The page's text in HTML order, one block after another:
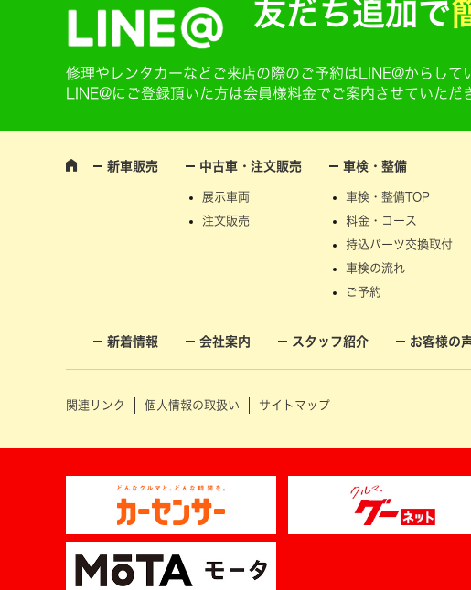
友だち追加で
修理やレンタカーなどご来店の際のご予約はLINE@からして
LINE@にご登録頂いた方は会員様料金でご案内させていただ
新車販売 中古車・注文販売
展示車両
注文販売
車検・整備
車検・整備TOP
料金・コース
持込パーツ交換取付
車検の流れ
ご予約
新着情報 会社案内 スタッフ紹介 お客様の
関連リンク 個人情報の取扱い サイトマップ